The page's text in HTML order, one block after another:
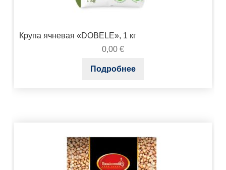
Крупа ячневая «DOBELE», 1 кг
0,00 €
Подробнее